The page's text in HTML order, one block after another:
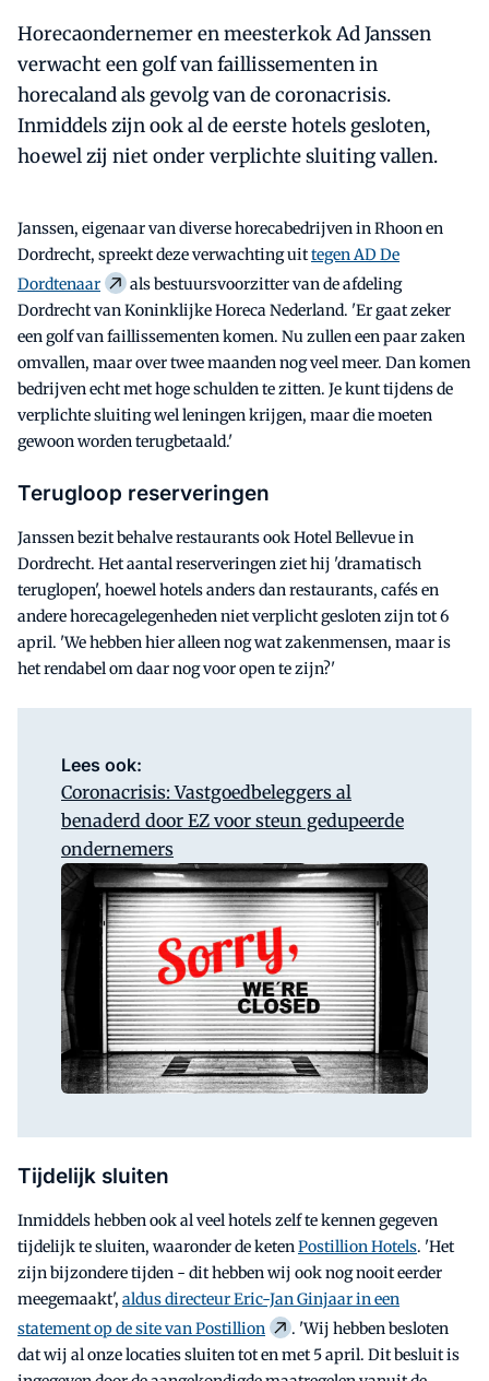
Horecaondernemer en meesterkok Ad Janssen
verwacht een golf van faillissementen in
horecaland als gevolg van de coronacrisis.
Inmiddels zijn ook al de eerste hotels gesloten,
hoewel zij niet onder verplichte sluiting vallen.
Janssen, eigenaar van diverse horecabedrijven in Rhoon en
Dordrecht, spreekt deze verwachting uittegen AD De
Dordtenaar
als bestuursvoorzitter van de afdeling
Dordrecht van Koninklijke Horeca Nederland. 'Er gaat zeker
een golf van faillissementen komen. Nu zullen een paar zaken
omvallen, maar over twee maanden nog veel meer. Dan komen
bedrijven echt met hoge schulden te zitten. Je kunt tijdens de
verplichte sluiting wel leningen krijgen, maar die moeten
gewoon worden terugbetaald.'
Terugloop reserveringen
Janssen bezit behalve restaurants ook Hotel Bellevue in
Dordrecht. Het aantal reserveringen ziet hij 'dramatisch
teruglopen', hoewel hotels anders dan restaurants, cafés en
andere horecagelegenheden niet verplicht gesloten zijn tot 6
april. 'We hebben hier alleen nog wat zakenmensen, maar is
het rendabel om daar nog voor open te zijn?'
Lees ook:
Coronacrisis: Vastgoedbeleggers al
benaderd door EZ voor steun gedupeerde
ondernemers
Tijdelijk sluiten
Inmiddels hebben ook al veel hotels zelf te kennen gegeven
tijdelijk te sluiten, waaronder de ketenPostillion Hotels. 'Het
zijn bijzondere tijden - dit hebben wij ook nog nooit eerder
meegemaakt', aldus directeur Eric-Jan Ginjaar in een
statement op de site van Postillion
. 'Wij hebben besloten
dat wij al onze locaties sluiten tot en met 5 april. Dit besluit is